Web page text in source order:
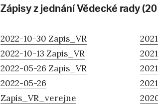
Zápisy z jednání Vědecké rady
2022-10-30 Zapis_VR
2022-10-13 Zapis_VR
2022-05-26 Zapis_VR
2022-05-26
Zapis_VR_verejne